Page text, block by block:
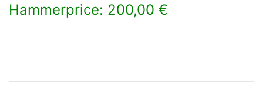
Hammerprice: 200,00 €